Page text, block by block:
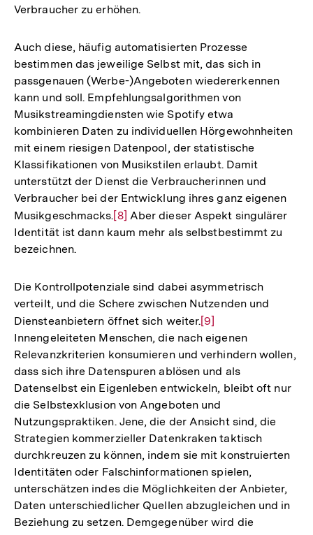
Verbraucher zu erhöhen.
Auch diese, häufig automatisierten Prozesse
bestimmen das jeweilige Selbst mit, das sich in
passgenauen (Werbe-)Angeboten wiedererkennen
kann und soll. Empfehlungsalgorithmen von
Musikstreamingdiensten wie Spotify etwa
kombinieren Daten zu individuellen Hörgewohnheiten
mit einem riesigen Datenpool, der statistische
Klassifikationen von Musikstilen erlaubt. Damit
unterstützt der Dienst die Verbraucherinnen und
Verbraucher bei der Entwicklung ihres ganz eigenen
Musikgeschmacks.Zur
Auflösung
[8] Aber dieser Aspekt singulärer
Identität ist dann kaum mehr als selbstbestimmt zu
bezeichnen.
Die Kontrollpotenziale sind dabei asymmetrisch
verteilt, und die Schere zwischen Nutzenden und
Diensteanbietern öffnet sich weiter.Zur
Auflösung
der
Fußnote
[9]
Innengeleiteten Menschen, die nach eigenen
Relevanzkriterien konsumieren und verhindern wollen,
dass sich ihre Datenspuren ablösen und als
Datenselbst ein Eigenleben entwickeln, bleibt oft nur
die Selbstexklusion von Angeboten und
Nutzungspraktiken. Jene, die der Ansicht sind, die
Strategien kommerzieller Datenkraken taktisch
durchkreuzen zu können, indem sie mit konstruierten
Identitäten oder Falschinformationen spielen,
unterschätzen indes die Möglichkeiten der Anbieter,
Daten unterschiedlicher Quellen abzugleichen und in
Beziehung zu setzen. Demgegenüber wird die